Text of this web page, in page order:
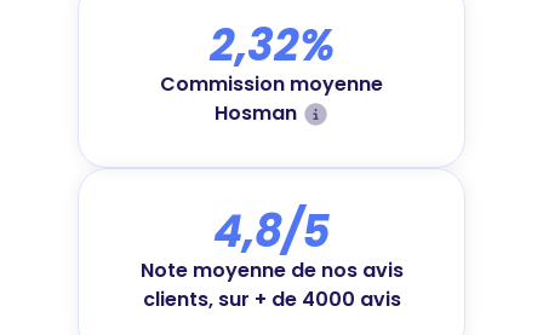
2,32%
Commission moyenne
Hosman
4,8/5
Note moyenne de nos avis
clients, sur + de 4000 avis